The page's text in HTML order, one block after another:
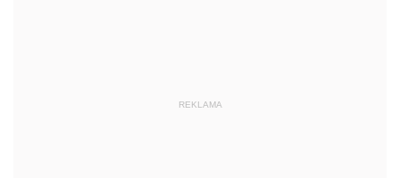
REKLAMA